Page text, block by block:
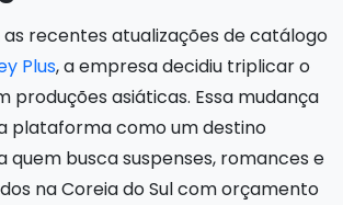
recentes atualizações de catálogo
Plus, a empresa decidiu triplicar o
produções asiáticas. Essa mudança
plataforma como um destino
busca suspenses, romances e
na Coreia do Sul com orçamento